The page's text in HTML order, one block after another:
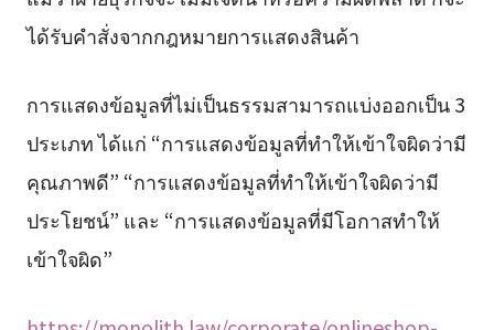
ได้รับคำสั่งจากกฎหมายการแสดงสินค้า
การแสดงข้อมูลที่ไม่เป็นธรรมสามารถแบ่งออกเป็น 3
ประเภท ได้แก่ “การแสดงข้อมูลที่ทำให้เข้าใจผิดว่ามี
คุณภาพดี” “การแสดงข้อมูลที่ทำให้เข้าใจผิดว่ามี
ประโยชน์” และ “การแสดงข้อมูลที่มีโอกาสทำให้
เข้าใจผิด”